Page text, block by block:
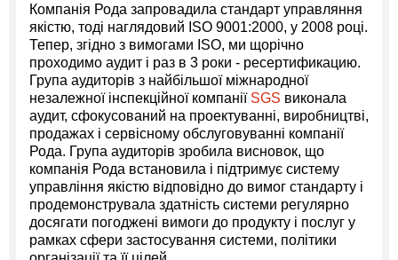
Компанія Рода запровадила стандарт управляння
якістю, тоді наглядовий ISO 9001:2000, у 2008 році.
Тепер, згідно з вимогами ISO, ми щорічно
проходимо аудит і раз в 3 роки - ресертификацию.
Група аудиторів з найбільшої міжнародної
незалежної інспекційної компанії SGS виконала
аудит, сфокусований на проектуванні, виробництві,
продажах і сервісному обслуговуванні компанії
Рода. Група аудиторів зробила висновок, що
компанія Рода встановила і підтримує систему
управління якістю відповідно до вимог стандарту і
продемонструвала здатність системи регулярно
досягати погоджені вимоги до продукту і послуг у
рамках сфери застосування системи, політики